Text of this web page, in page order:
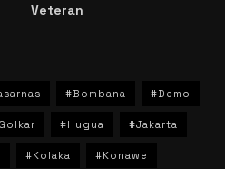
Veteran
#Bombana #Demo
#Hugua #Jakarta
#Kolaka #Konawe